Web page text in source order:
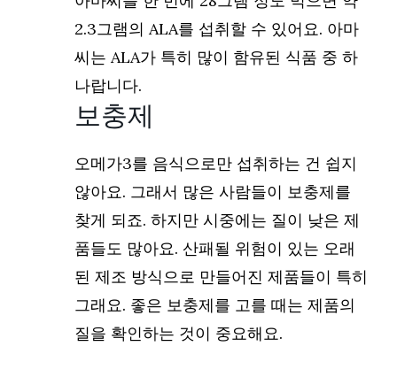
2.3그램의 ALA를 섭취할 수 있어요. 아마
씨는 ALA가 특히 많이 함유된 식품 중 하
나랍니다.
보충제
오메가3를 음식으로만 섭취하는 건 쉽지
않아요. 그래서 많은 사람들이 보충제를
찾게 되죠. 하지만 시중에는 질이 낮은 제
품들도 많아요. 산패될 위험이 있는 오래
된 제조 방식으로 만들어진 제품들이 특히
그래요. 좋은 보충제를 고를 때는 제품의
질을 확인하는 것이 중요해요.